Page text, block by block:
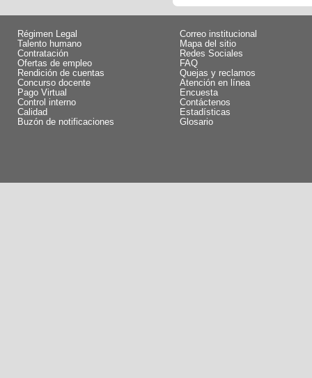
Régimen Legal
Talento humano
Contratación
Ofertas de empleo
Rendición de cuentas
Concurso docente
Pago Virtual
Control interno
Calidad
Buzón de notificaciones
Correo institucional
Mapa del sitio
Redes Sociales
FAQ
Quejas y reclamos
Atención en línea
Encuesta
Contáctenos
Estadísticas
Glosario